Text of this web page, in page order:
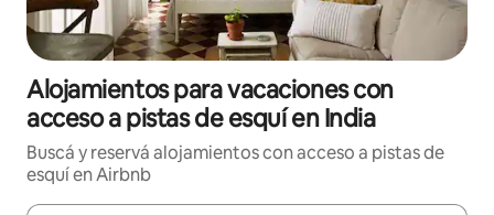
Alojamientos para vacaciones con
acceso a pistas de esquí en India
Buscá y reservá alojamientos con acceso a pistas de
esquí en Airbnb